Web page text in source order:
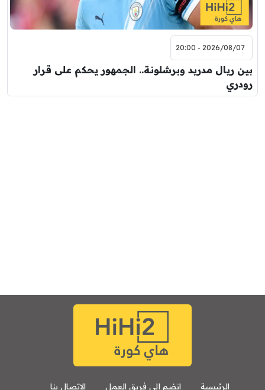
2026/08/07 - 20:00
بين ريال مدريد وبرشلونة.. الجمهور يحكم على قرار
رودري
الرئيسية انضم إلى فريق العمل الإتصال بنا